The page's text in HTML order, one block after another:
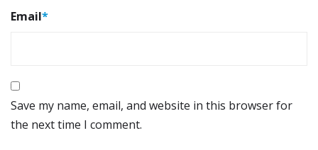
Email*
Save my name, email, and website in this browser for
the next time I comment.